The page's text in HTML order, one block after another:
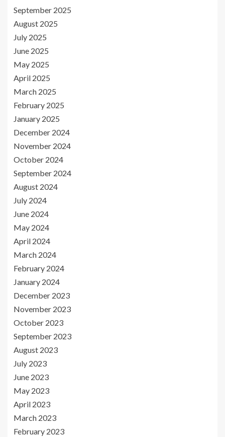
September 2025
August 2025
July 2025
June 2025
May 2025
April 2025
March 2025
February 2025
January 2025
December 2024
November 2024
October 2024
September 2024
August 2024
July 2024
June 2024
May 2024
April 2024
March 2024
February 2024
January 2024
December 2023
November 2023
October 2023
September 2023
August 2023
July 2023
June 2023
May 2023
April 2023
March 2023
February 2023